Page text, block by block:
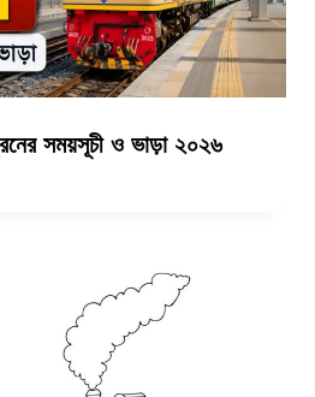
সময়সূচী ও ভাড়া ২০২৬